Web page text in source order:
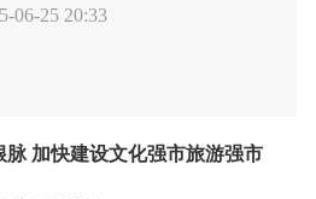
06-25 20:33
加快建设文化强市旅游强市